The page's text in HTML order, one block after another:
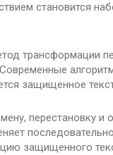
становится
трансформации
защищенное
перестановку и
защищенного